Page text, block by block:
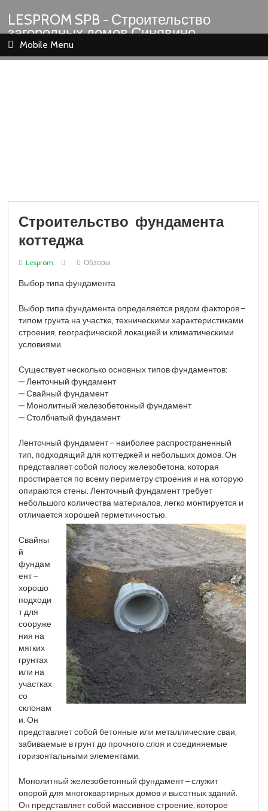
LESPROM SPB - Строительство
загородных домов Синявино
Шлиссельбург Кировск Назия
Mobile Menu
Строительство фундамента
коттеджа
Lesprom Обзоры
Выбор типа фундамента
Выбор типа фундамента определяется рядом факторов –
типом грунта на участке, техническими характеристиками
строения, географической локацией и климатическими
условиями.
Существует несколько основных типов фундаментов:
— Ленточный фундамент
— Свайный фундамент
— Монолитный железобетонный фундамент
— Столбчатый фундамент
Ленточный фундамент – наиболее распространенный
тип, подходящий для коттеджей и небольших домов. Он
представляет собой полосу железобетона, которая
простирается по всему периметру строения и на которую
опираются стены. Ленточный фундамент требует
небольшого количества материалов, легко монтируется и
отличается хорошей герметичностью.
Свайны
й
фундам
ент –
хорошо
подходи
т для
сооруже
ния на
мягких
грунтах
или на
участках
со
склонам
и. Он
представляет собой бетонные или металлические сваи,
забиваемые в грунт до прочного слоя и соединяемые
горизонтальными элементами.
Монолитный железобетонный фундамент – служит
опорой для многоквартирных домов и высотных зданий.
Он представляет собой массивное строение, которое